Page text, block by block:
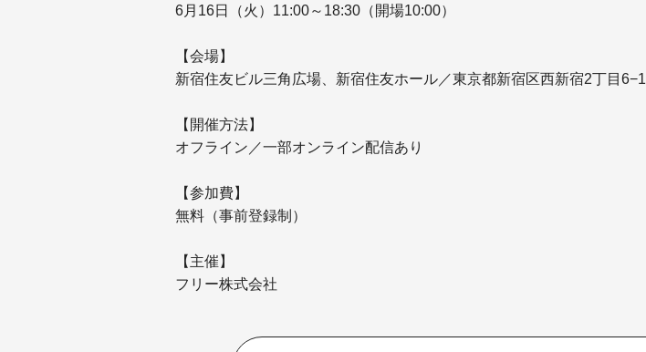
6月16日（火）11:00～18:30（開場10:00）
【会場】
新宿住友ビル三角広場、新宿住友ホール／東京都新宿区西新宿2丁目6−1
【開催方法】
オフライン／一部オンライン配信あり
【参加費】
無料（事前登録制）
【主催】
フリー株式会社